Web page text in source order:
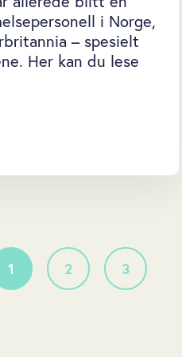
i Norge,
– spesielt
Her kan du lese
1 2 3